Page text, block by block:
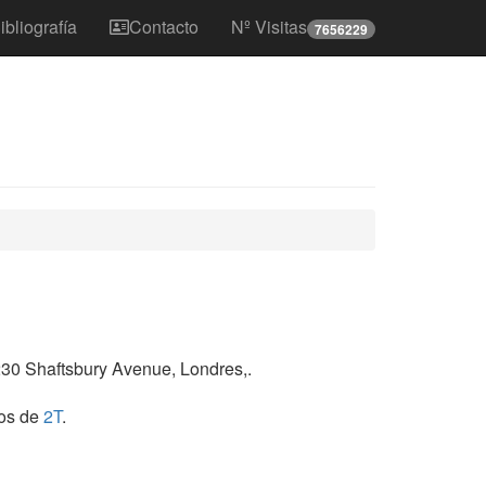
Contacto Nº Visitas 7656229
Shaftsbury Avenue, Londres,.
de2T.